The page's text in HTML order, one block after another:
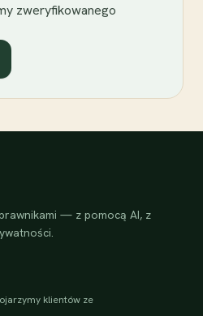
zweryfikowanego
— z pomocą AI, z
klientów ze